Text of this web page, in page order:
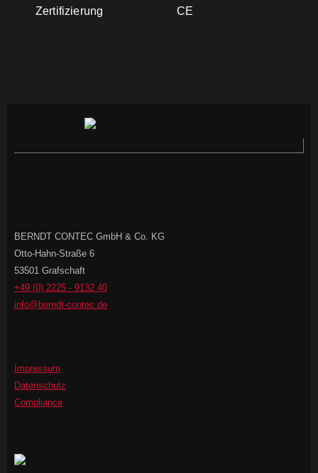
Zertifizierung CE
BERNDT CONTEC GmbH & Co. KG
Otto-Hahn-Straße 6
53501 Grafschaft
+49 (0) 2225 - 9132 40
info@berndt-contec.de
Impressum
Datenschutz
Compliance